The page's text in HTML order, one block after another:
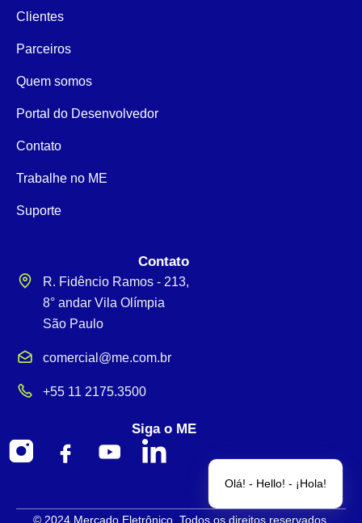
Clientes
Parceiros
Quem somos
Portal do Desenvolvedor
Contato
Trabalhe no ME
Suporte
Contato
R. Fidêncio Ramos - 213,
8° andar Vila Olímpia
São Paulo
comercial@me.com.br
+55 11 2175.3500
Siga o ME
© 2024 Mercado Eletrônico. Todos os direitos reservados.
Olá! - Hello! - ¡Hola!